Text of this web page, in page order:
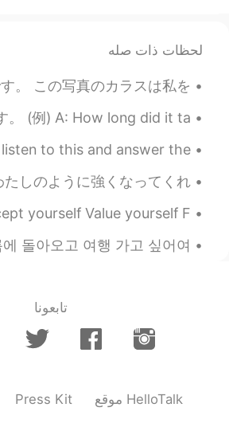
鱼儿
ID
EN
feel so, but then I realise
people that care for us
为自己活着啊！总会有一
个人把你看的很珍贵的！
with mental health
لحظات ذات صله
ます。 多くの人がカラスを嫌っていますが、実際にはカラスはこの惑星で最もインテリジェントな鳥の1つです。 この写真のカラスは私を...
間や距離や物の量について話す時に普段は「one」の代わりに「a/an」を用います。 (例) A: How long did it ta...
listening? (英語リスニング)✨ Try to listen to this and answer the...
怖がっていて、普通の雨でもどしゃ降りでも、いつも私の部屋に走ってきて隠れようとします。私の願いはミリーがわたしのように強くなってくれ...
generous, and kind Be yourself Accept yourself Value yourself F...
travel 😩 I hope the corona over soon 여름에 돌아오고 여행 가고 싶어여 😩...
تابعونا
Press Kit موقع HelloTalk